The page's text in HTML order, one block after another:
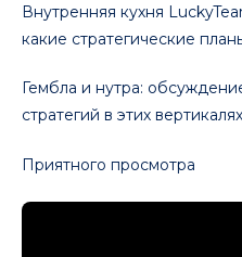
Внутренняя кухня
какие стратегические
Гембла и нутра:
стратегий в этих вертикалях
Приятного просмотра